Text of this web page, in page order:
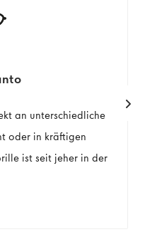
an unterschiedliche
oder in kräftigen
ist seit jeher in der